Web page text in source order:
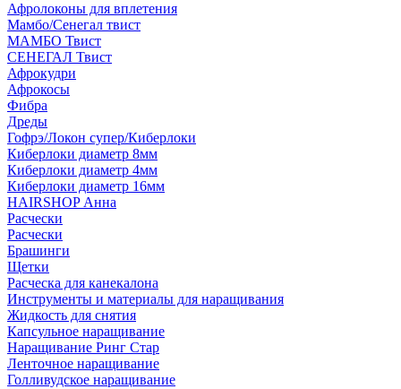
Афролоконы для вплетения
Мамбо/Сенегал твист
МАМБО Твист
СЕНЕГАЛ Твист
Афрокудри
Афрокосы
Фибра
Дреды
Гофрэ/Локон супер/Киберлоки
Киберлоки диаметр 8мм
Киберлоки диаметр 4мм
Киберлоки диаметр 16мм
HAIRSHOP Анна
Расчески
Расчески
Брашинги
Щетки
Расческа для канекалона
Инструменты и материалы для наращивания
Жидкость для снятия
Капсульное наращивание
Наращивание Ринг Стар
Ленточное наращивание
Голливудское наращивание